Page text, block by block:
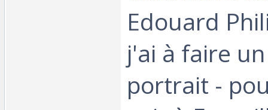
Edouard
j'ai à faire
portrait -